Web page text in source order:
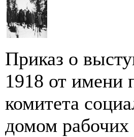
Приказ о
1918 от имени
комитета
домом